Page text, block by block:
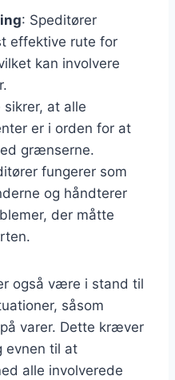
: Speditører
effektive rute for
kan involvere
sikrer, at alle
er i orden for at
grænserne.
fungerer som
og håndterer
der måtte
også være i stand til
såsom
varer. Dette kræver
evnen til at
alle involverede